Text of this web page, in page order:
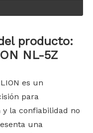
producto:
NL-5Z
es un
para
la confiabilidad no
una